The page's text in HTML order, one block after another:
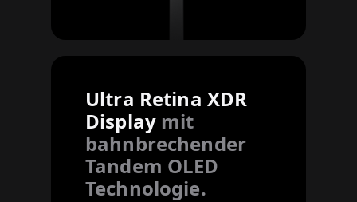
Ultra Retina XDR
Display mit
bahnbrechender
Tandem OLED
Technologie.